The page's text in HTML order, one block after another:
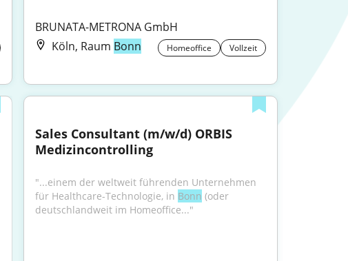
BRUNATA-METRONA GmbH
Köln, Raum Bonn Homeoffice Vollzeit
Sales Consultant (m/w/d) ORBIS
Medizincontrolling
"...einem der weltweit führenden Unternehmen
für Healthcare-Technologie, in Bonn (oder
deutschlandweit im Homeoffice..."